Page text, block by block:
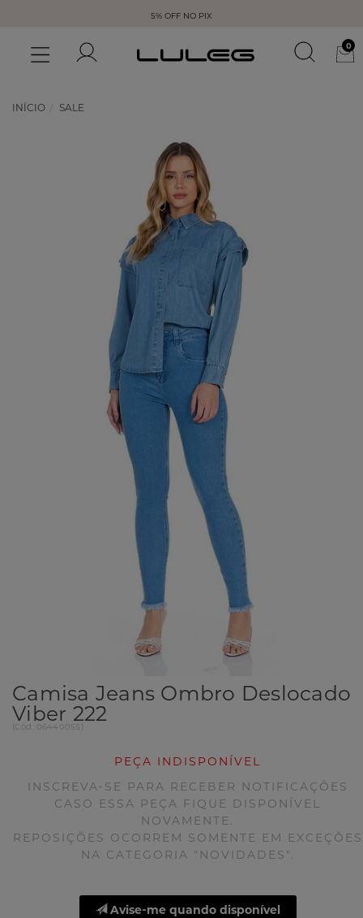
5% OFF NO PIX
0
INÍCIO SALE
Camisa Jeans Ombro Deslocado
Viber 222
(Cód. 06440055
PEÇA INDISPONÍVEL
INSCREVA-SE PARA RECEBER NOTIFICAÇÕES
CASO ESSA PEÇA FIQUE DISPONÍVEL
NOVAMENTE.
REPOSIÇÕES OCORREM SOMENTE EM EXCEÇÕES
NA CATEGORIA "NOVIDADES".
Avise-me quando disponível